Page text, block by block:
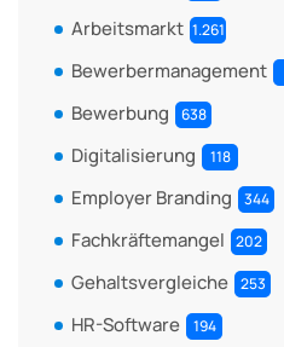
Arbeitsmarkt 1.261
Bewerbermanagement
Bewerbung 638
Digitalisierung 118
Employer Branding 344
Fachkräftemangel 202
Gehaltsvergleiche 253
HR-Software 194